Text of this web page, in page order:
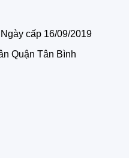
cấp 16/09/2019
Quận Tân Bình